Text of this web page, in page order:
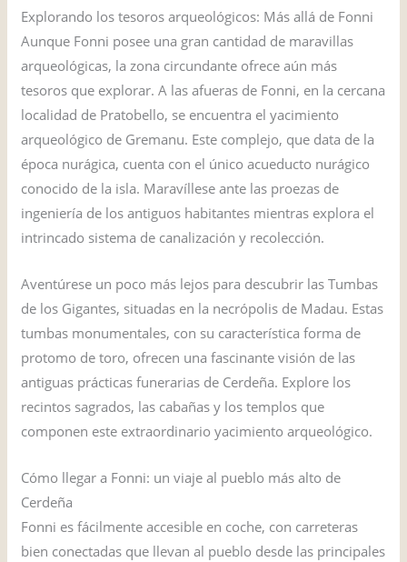
Explorando los tesoros arqueológicos: Más allá de Fonni
Aunque Fonni posee una gran cantidad de maravillas
arqueológicas, la zona circundante ofrece aún más
tesoros que explorar. A las afueras de Fonni, en la cercana
localidad de Pratobello, se encuentra el yacimiento
arqueológico de Gremanu. Este complejo, que data de la
época nurágica, cuenta con el único acueducto nurágico
conocido de la isla. Maravíllese ante las proezas de
ingeniería de los antiguos habitantes mientras explora el
intrincado sistema de canalización y recolección.
Aventúrese un poco más lejos para descubrir las Tumbas
de los Gigantes, situadas en la necrópolis de Madau. Estas
tumbas monumentales, con su característica forma de
protomo de toro, ofrecen una fascinante visión de las
antiguas prácticas funerarias de Cerdeña. Explore los
recintos sagrados, las cabañas y los templos que
componen este extraordinario yacimiento arqueológico.
Cómo llegar a Fonni: un viaje al pueblo más alto de
Cerdeña
Fonni es fácilmente accesible en coche, con carreteras
bien conectadas que llevan al pueblo desde las principales